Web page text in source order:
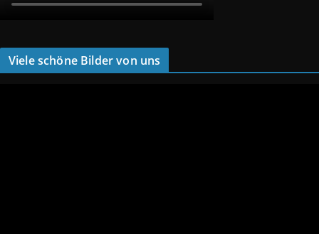
Viele schöne Bilder von uns